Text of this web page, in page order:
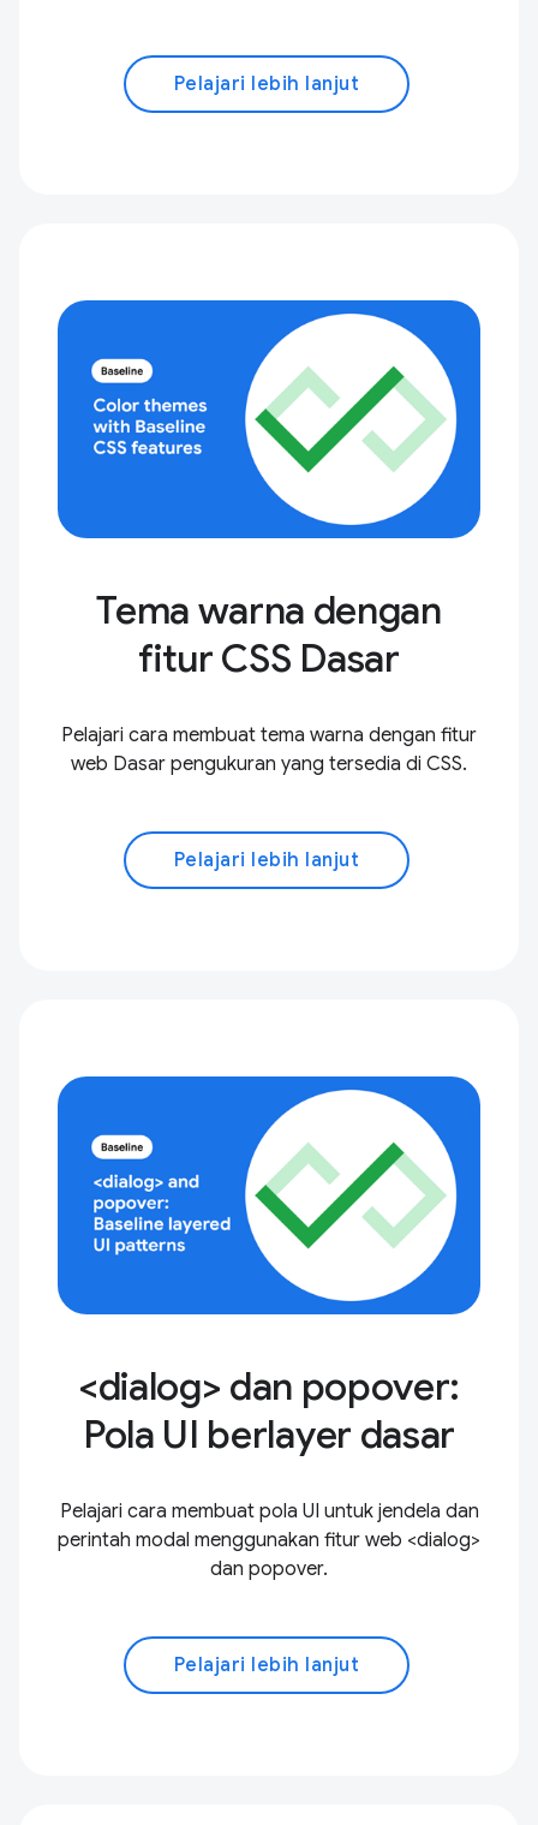
Pelajari lebih lanjut
Tema warna dengan
fitur CSS Dasar
Pelajari cara membuat tema warna dengan fitur
web Dasar pengukuran yang tersedia di CSS.
Pelajari lebih lanjut
<dialog> dan popover:
Pola UI berlayer dasar
Pelajari cara membuat pola UI untuk jendela dan
perintah modal menggunakan fitur web <dialog>
dan popover.
Pelajari lebih lanjut